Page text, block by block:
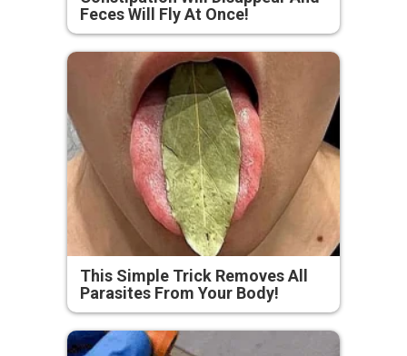
Feces Will Fly At Once!
This Simple Trick Removes All
Parasites From Your Body!